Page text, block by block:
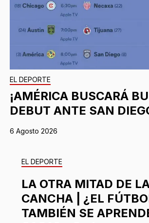
EL DEPORTE
¡AMÉRICA BUSCARÁ
DEBUT ANTE SAN
6 Agosto 2026
EL DEPORTE
LA OTRA MITAD DE
CANCHA | ¿EL
TAMBIÉN SE